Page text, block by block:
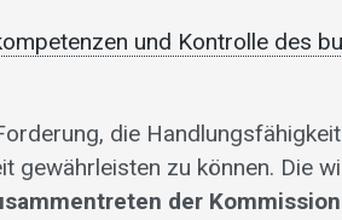
und Kontrolle des
die
gewährleisten zu können. Die
der